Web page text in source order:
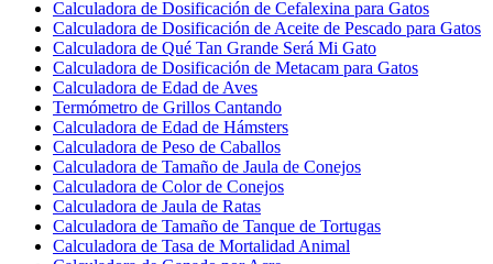
Calculadora de Dosificación de Cefalexina para Gatos
Calculadora de Dosificación de Aceite de Pescado para Gatos
Calculadora de Qué Tan Grande Será Mi Gato
Calculadora de Dosificación de Metacam para Gatos
Calculadora de Edad de Aves
Termómetro de Grillos Cantando
Calculadora de Edad de Hámsters
Calculadora de Peso de Caballos
Calculadora de Tamaño de Jaula de Conejos
Calculadora de Color de Conejos
Calculadora de Jaula de Ratas
Calculadora de Tamaño de Tanque de Tortugas
Calculadora de Tasa de Mortalidad Animal